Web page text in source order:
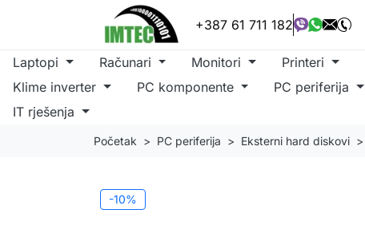
+387 61 711 182
Laptopi Računari Monitori Printeri
Klime inverter
PC komponente PC periferija
IT rješenja
Početak PC periferija Eksterni hard diskovi
-10%